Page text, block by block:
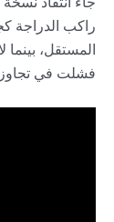
راكب الدراجة
فشلت في